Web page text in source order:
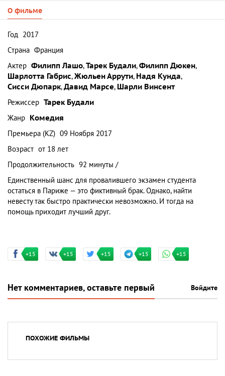
О фильме
Год 2017
Страна Франция
Актер Филипп Лашо,Тарек Будали,Филипп Дюкен,
Шарлотта Габрис,Жюльен Аррути, Надя Кунда,
Сисси Дюпарк,Давид Марсе, Шарли Винсент
Режиссер Тарек Будали
Жанр Комедия
Премьера (KZ) 09 Ноября 2017
Возраст от 18 лет
Продолжительность 92 минуты /
Единственный шанс для провалившего экзамен студента
остаться в Париже — это фиктивный брак. Однако, найти
невесту так быстро практически невозможно. И тогда на
помощь приходит лучший друг.
+15 +15 +15 +15 +15
Нет комментариев, оставьте первый Войдите
ПОХОЖИЕ ФИЛЬМЫ